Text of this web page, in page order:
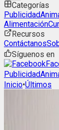
Categorías
Publicidad
Alimentación
Recursos
Contáctanos
Síguenos en
Publicidad
Inicio•Últimos